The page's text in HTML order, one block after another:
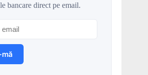
bancare direct pe email.